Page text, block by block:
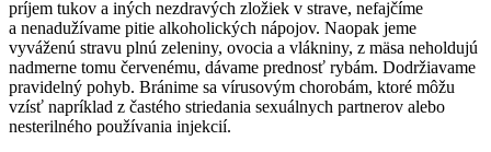
príjem tukov a iných nezdravých zložiek v strave, nefajčíme
a nenadužívame pitie alkoholických nápojov. Naopak jeme
vyváženú stravu plnú zeleniny, ovocia a vlákniny, z mäsa neholdujú
nadmerne tomu červenému, dávame prednosť rybám. Dodržiavame
pravidelný pohyb. Bránime sa vírusovým chorobám, ktoré môžu
vzísť napríklad z častého striedania sexuálnych partnerov alebo
nesterilného používania injekcií.